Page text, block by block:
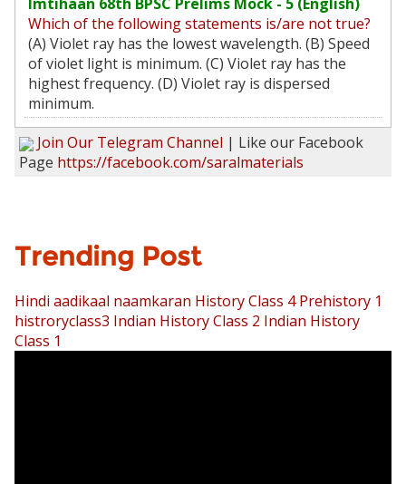
Which of the following statements is/are not true?
(A) Violet ray has the lowest wavelength. (B) Speed
of violet light is minimum. (C) Violet ray has the
highest frequency. (D) Violet ray is dispersed
minimum.
Join Our Telegram Channel | Like our Facebook
Page https://facebook.com/saralmaterials
Trending Post
Hindi aadikaal naamkaran History Class 4 Prehistory 1
histroryclass3 Indian History Class 2 Indian History
Class 1